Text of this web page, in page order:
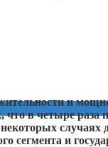
и
в четыре
случаях
сегмента и